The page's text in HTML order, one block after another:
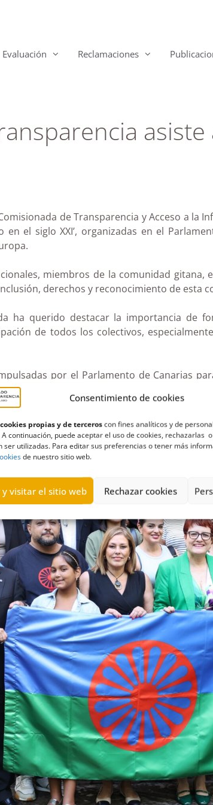
Consentimiento de cookies
propias y de terceroscon fines analíticos y de
continuación, puede aceptar el uso de cookies, rechazarlas
ser utilizadas. Para editar sus preferencias o tener más
de nuestro sitio web.
y visitar el sitio web Rechazar cookies
Evaluación Reclamaciones
asiste
de Transparencia y Acceso a la
el siglo XXI’, organizadas en el
miembros de la comunidad gitana,
derechos y reconocimiento de esta
ha querido destacar la importancia de
de todos los colectivos,
por el Parlamento de Canarias